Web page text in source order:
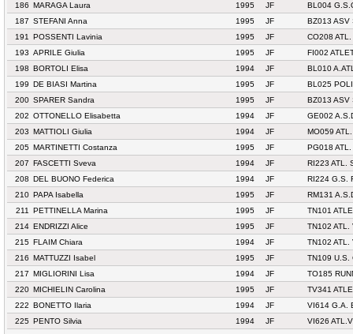
186 MARAGA Laura 1995 JF
BL004
187 STEFANI Anna 1995 JF
BZ013 ASV
191
POSSENTI Lavinia 1995 JF
CO208
193 APRILE Giulia 1995 JF
FI002
198 BORTOLI Elisa 1994 JF
BL010
199 DE BIASI Martina 1995 JF
BL025
200 SPARER Sandra 1995 JF
BZ013 ASV
202 OTTONELLO Elisabetta 1994 JF
GE002
203 MATTIOLI Giulia 1994 JF
MO059
205 MARTINETTI Costanza 1995 JF
PG018
207 FASCETTI Sveva 1994 JF
RI223 ATL.
208 DEL BUONO Federica 1994 JF
RI224 G.S.
210 PAPA Isabella 1995 JF
RM131
211
PETTINELLA Marina 1995 JF
TN101
214 ENDRIZZI Alice 1995 JF
TN102 ATL.
215 FLAIM Chiara 1994 JF
TN102 ATL.
216 MATTUZZI Isabel 1995 JF
TN109 U.S.
217 MIGLIORINI Lisa 1994 JF
TO185
220 MICHIELIN Carolina 1995 JF
TV341
222 BONETTO Ilaria 1994 JF
VI614 G.A.
225 PENTO Silvia 1994 JF VI626